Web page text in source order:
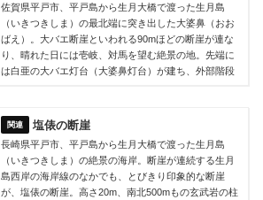
佐賀県平戸市、平戸島から生月大橋で渡った生月島
（いきつきしま）の最北端に突き出した大婆鼻（おお
ばえ）。大バエ断崖といわれる90mほどの断崖が連な
り、晴れた日には壱岐、対馬を望む絶景の地。先端に
は白亜の大バエ灯台（大婆鼻灯台）が建ち、外部階段
塩俵の断崖
長崎県平戸市、平戸島から生月大橋で渡った生月島
（いきつきしま）の絶景の海岸。断崖が連続する生月
島西岸の海岸線のなかでも、とびきり印象的な断崖
が、塩俵の断崖。高さ20m、南北500mもの玄武岩の柱